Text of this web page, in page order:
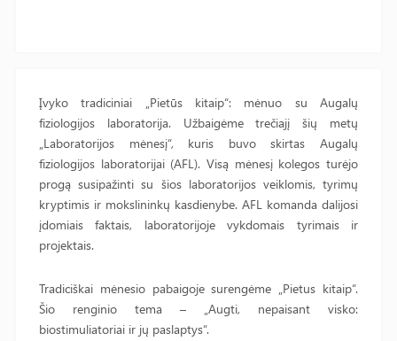
Įvyko tradiciniai „Pietūs kitaip“: mėnuo su Augalų
fiziologijos laboratorija. Užbaigėme trečiajį šių metų
„Laboratorijos mėnesį“, kuris buvo skirtas Augalų
fiziologijos laboratorijai (AFL). Visą mėnesį kolegos turėjo
progą susipažinti su šios laboratorijos veiklomis, tyrimų
kryptimis ir mokslininkų kasdienybe. AFL komanda dalijosi
įdomiais faktais, laboratorijoje vykdomais tyrimais ir
projektais.
Tradiciškai mėnesio pabaigoje surengėme „Pietus kitaip“.
Šio renginio tema – „Augti, nepaisant visko:
biostimuliatoriai ir jų paslaptys“.